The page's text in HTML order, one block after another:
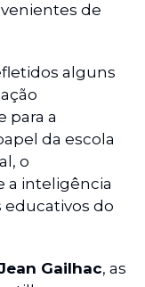
de
alguns
para a
da escola
o
a inteligência
educativos do
Gailhac, as